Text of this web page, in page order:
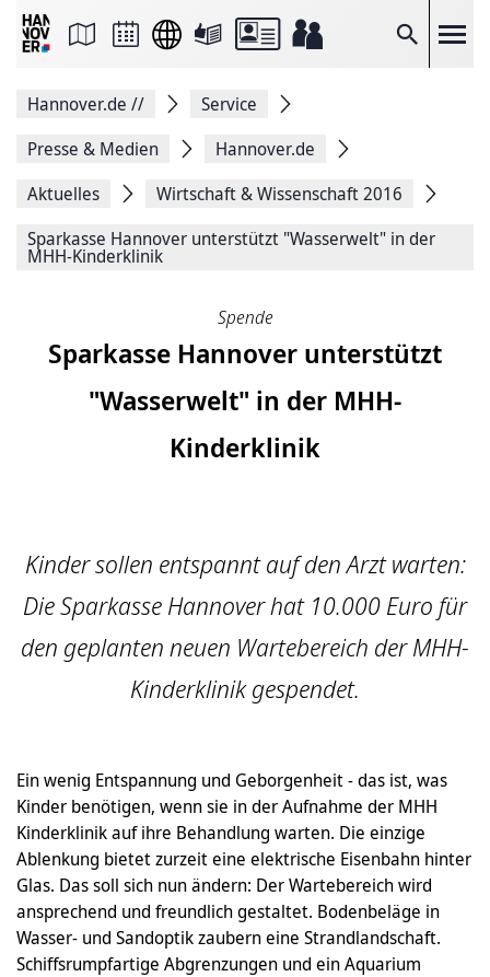
Suche
Seite
Facebook
teilen
Seitenlink
Seite
Drucken
Hannover.de //
Service
Presse & Medien
Hannover.de
Aktuelles
Wirtschaft & Wissenschaft 2016
Sparkasse Hannover unterstützt "Wasserwelt" in der
MHH-Kinderklinik
Spende
Sparkasse Hannover unterstützt
"Wasserwelt" in der MHH-
Kinderklinik
Kinder sollen entspannt auf den Arzt warten:
Die Sparkasse Hannover hat 10.000 Euro für
den geplanten neuen Wartebereich der MHH-
Kinderklinik gespendet.
Ein wenig Entspannung und Geborgenheit - das ist, was
Kinder benötigen, wenn sie in der Aufnahme der MHH
Kinderklinik auf ihre Behandlung warten. Die einzige
Ablenkung bietet zurzeit eine elektrische Eisenbahn hinter
Glas. Das soll sich nun ändern: Der Wartebereich wird
ansprechend und freundlich gestaltet. Bodenbeläge in
Wasser- und Sandoptik zaubern eine Strandlandschaft.
Schiffsrumpfartige Abgrenzungen und ein Aquarium